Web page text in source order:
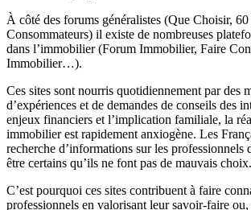
À côté des forums généralistes (Que Choisir,
Consommateurs) il existe de nombreuses
dans l’immobilier (Forum Immobilier, Faire
Immobilier…).
Ces sites sont nourris quotidiennement par des
d’expériences et de demandes de conseils des
enjeux financiers et l’implication familiale, la
immobilier est rapidement anxiogène. Les
recherche d’informations sur les professionnels
être certains qu’ils ne font pas de mauvais choix.
C’est pourquoi ces sites contribuent à faire
professionnels en valorisant leur savoir-faire ou,